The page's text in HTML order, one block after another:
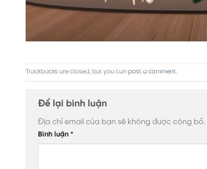
Trackbacks are closed, but you can post a comment.
Để lại bình luận
Địa chỉ email của bạn sẽ không được công bố.
Bình luận *